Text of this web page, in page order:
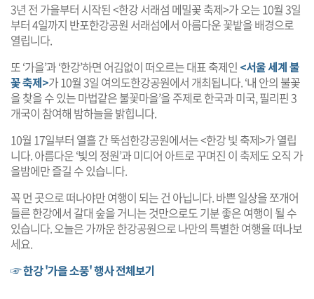
3년 전 가을부터 시작된 <한강 서래섬 메밀꽃 축제>가 오는 10월 3일
부터 4일까지 반포한강공원 서래섬에서 아름다운 꽃밭을 배경으로
열립니다.
또 ‘가을’과 ‘한강’하면 어김없이 떠오르는 대표 축제인 <서울 세계 불
꽃 축제>가 10월 3일 여의도한강공원에서 개최됩니다. ‘내 안의 불꽃
을 찾을 수 있는 마법같은 불꽃마을’을 주제로 한국과 미국, 필리핀 3
개국이 참여해 밤하늘을 밝힙니다.
10월 17일부터 열흘 간 뚝섬한강공원에서는 <한강 빛 축제>가 열립
니다. 아름다운 ‘빛의 정원’과 미디어 아트로 꾸며진 이 축제도 오직 가
을밤에만 즐길 수 있습니다.
꼭 먼 곳으로 떠나야만 여행이 되는 건 아닙니다. 바쁜 일상을 쪼개어
들른 한강에서 갈대 숲을 거니는 것만으로도 기분 좋은 여행이 될 수
있습니다. 오늘은 가까운 한강공원으로 나만의 특별한 여행을 떠나보
세요.
☞ 한강 '가을 소풍' 행사 전체보기